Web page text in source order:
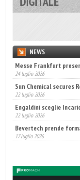
NEWS
Messe Frankfurt
24 luglio 2026
Sun Chemical secures
22 luglio 2026
Engaldini sceglie
22 luglio 2026
Bevertech prende
17 luglio 2026
Annunciati i finalisti dei